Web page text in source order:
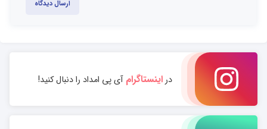
ارسال دیدگاه
دراینستاگرامآی پی امداد را دنبال کنید!